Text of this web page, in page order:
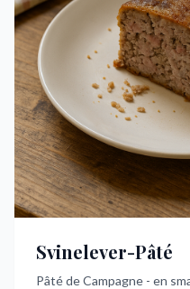
Svinelever-Pâté
Pâté de Campagne - en